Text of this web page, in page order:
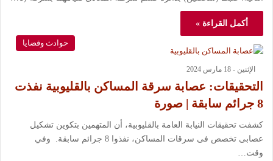
أكمل القراءة »
حوادث وقضايا
الإثنين - 18 مارس 2024
التحقيقات: عصابة سرقة المساكن بالقليوبية نفذت
8 جرائم سابقة | صورة
كشفت تحقيقات النيابة العامة بالقليوبية، أن المتهمين بتكوين تشكيل
عصابى تخصص فى سرقات المساكن، نفذوا 8 جرائم سابقة. وفي
وقت…